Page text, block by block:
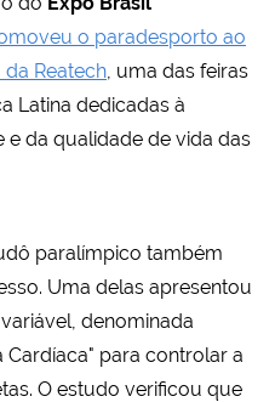
o paradesporto ao
Reatech , uma das feiras
Latina dedicadas à
da qualidade de vida das
paralímpico também
Uma delas apresentou
denominada
Cardíaca" para controlar a
O estudo verificou que